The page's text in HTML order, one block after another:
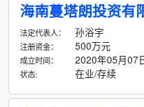
海南蔓塔朗投资有
法定代表人： 孙浴宇
注册资金： 500万元
成立时间： 2020年05月07
状态: 在业/存续